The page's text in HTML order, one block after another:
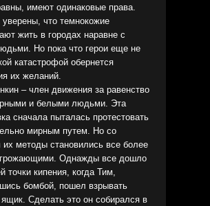
имеют одинаковые права.
что темнокожие
жить в городах наравне с
Но пока что герои еще не
катастрофой обернется
их желаний.
– член движения за равенство
и белыми людьми. Эта
сначала пыталась протестовать
мирным путем. Но со
их методы становились все более
Однажды все дошло
точки кипения, когда Тим,
бомбой, пошел взрывать
ящик. Сделать это он собирался в